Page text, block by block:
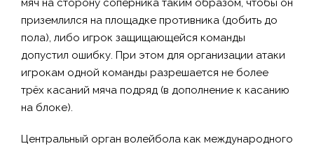
мяч на сторону соперника таким образом, чтобы он
приземлился на площадке противника (добить до
пола), либо игрок защищающейся команды
допустил ошибку. При этом для организации атаки
игрокам одной команды разрешается не более
трёх касаний мяча подряд (в дополнение к касанию
на блоке).
Центральный орган волейбола как международного